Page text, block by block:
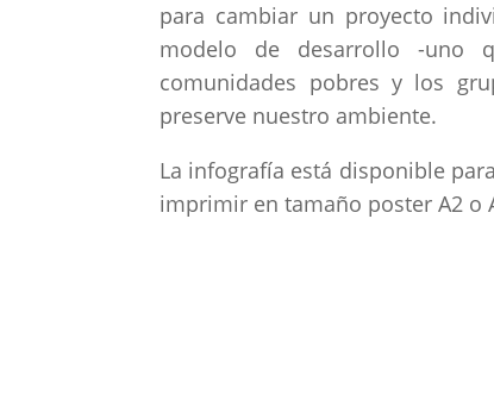
para cambiar un proyecto
modelo de desarrollo -uno
comunidades pobres y los
preserve nuestro ambiente.
La infografía está disponible
imprimir en tamaño poster A2 o